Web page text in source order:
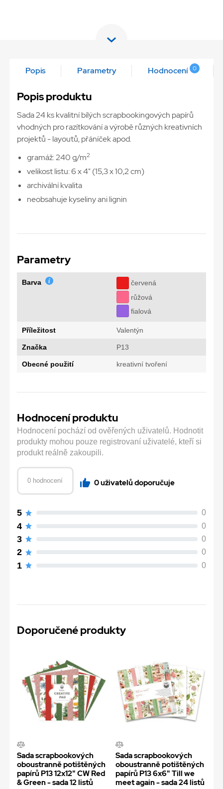
Popis Parametry Hodnocení 0
Popis produktu
Sada 24 ks kvalitní bílých scrapbookingových papírů
vhodných pro razítkování a výrobě různých kreativních
projektů - layoutů, přáníček apod.
gramáž: 240 g/m2
velikost listu: 6 x 4" (15,3 x 10,2 cm)
archivální kvalita
neobsahuje kyseliny ani lignin
Parametry
Barva
červená
růžová
fialová
Příležitost Valentýn
Značka P13
Obecné použití kreativní tvoření
Hodnocení produktu
Hodnocení pochází od ověřených uživatelů. Hodnotit
produkty mohou pouze registrovaní uživatelé, kteří si
produkt reálně zakoupili.
0 hodnocení 0 uživatelů doporučuje
5 0
4 0
3 0
2 0
1 0
Doporučené produkty
Sada scrapbookových
oboustranně potištěných
papírů P13 12x12" CW Red
& Green - sada 12 listů
Sada scrapbookových
oboustranně potištěných
papírů P13 6x6" Till we
meet again - sada 24 listů